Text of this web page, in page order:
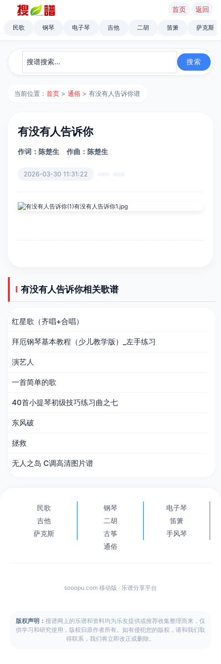
首页 返回
民歌 钢琴 电子琴 吉他 二胡 笛箫 萨克斯
当前位置：首页 >通俗 > 有没有人告诉你谱
有没有人告诉你
作词：陈楚生 作曲：陈楚生
2026-03-30 11:31:22
有没有人告诉你相关歌谱
红星歌（齐唱+合唱）
拜厄钢琴基本教程（少儿教学版）_左手练习
演艺人
一首简单的歌
40首小提琴初级技巧练习曲之七
东风破
拯救
无人之岛 C调高清图片谱
民歌 钢琴
电子琴
吉他
二胡
笛箫
萨克斯
古筝
手风琴
通俗
sooopu.com 移动版 · 乐谱分享平台
版权声明： 搜谱网上的乐谱和资料均为乐友提供或推荐收集整理而来，仅
供学习和研究使用，版权归原作者所有。如有侵犯您的版权，请和我们取
得联系，我们将立即改正或删除。